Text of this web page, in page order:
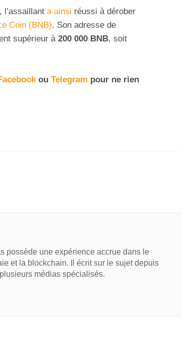
, l’assaillant a ainsi réussi à dérober
Coin (BNB). Son adresse de
supérieur à 200 000 BNB, soit
ou Telegram pour ne rien
possède une expérience accrue dans le
et la blockchain. Il écrit sur le sujet depuis
médias spécialisés.